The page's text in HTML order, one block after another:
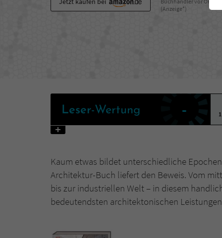
(Anzeige*)
Leser-Wertung -
1
Kaum etwas bildet unterschiedliche
Architektur-Buch liefert den Beweis. Vom
bis zur industriellen Welt – in diesem
bedeutendsten architektonischen